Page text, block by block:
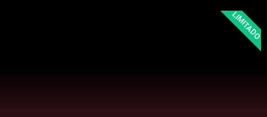
LIMITADO